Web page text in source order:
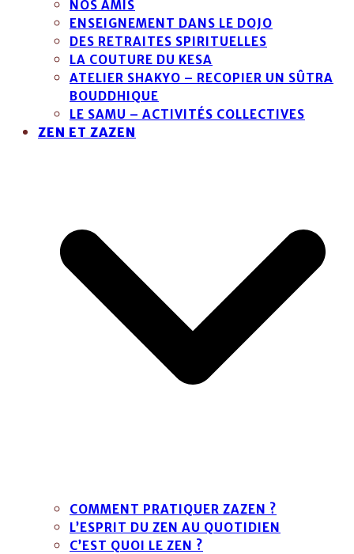
NOS AMIS
ENSEIGNEMENT DANS LE DOJO
DES RETRAITES SPIRITUELLES
LA COUTURE DU KESA
ATELIER SHAKYO – RECOPIER UN SÛTRA
BOUDDHIQUE
LE SAMU – ACTIVITÉS COLLECTIVES
ZEN ET ZAZEN
COMMENT PRATIQUER ZAZEN ?
L’ESPRIT DU ZEN AU QUOTIDIEN
C’EST QUOI LE ZEN ?